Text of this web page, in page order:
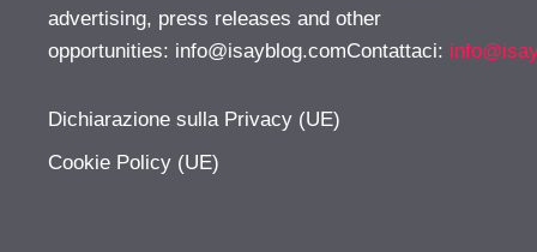
advertising, press releases and other
opportunities: info@isayblog.comContattaci:
Dichiarazione sulla Privacy (UE)
Cookie Policy (UE)